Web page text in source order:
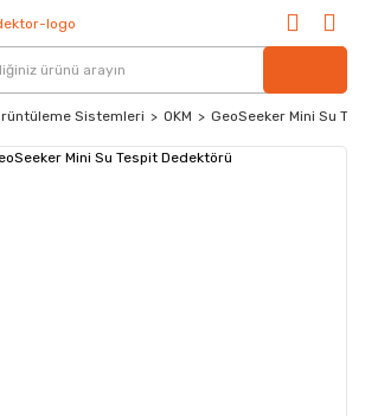
Sistemleri OKM GeoSeeker Mini Su